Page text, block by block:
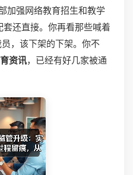
加强网络教育招生和教学
还直接。你再看那些喊着
，该下架的下架。你不
资讯，已经有好几家被通